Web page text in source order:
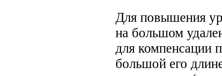
Для повышения
на большом
для компенсации
большой его